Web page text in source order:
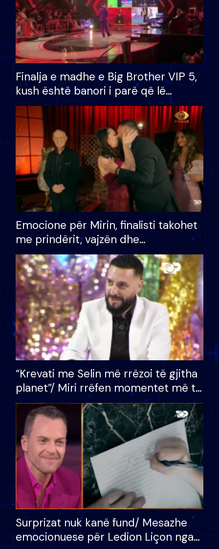
Finalja e madhe e Big Brother VIP 5,
kush është banori i parë që lë
shtëpinë dhe humb mundësinë për
të fituar çmimin e madh
Emocione për Mirin, finalisti takohet
me prindërit, vajzën dhe
bashkëshorten: S’kemi ndonjë letër
divorci apo jo?
“Krevati me Selin më rrëzoi të gjitha
planet”/ Miri rrëfen momentet më të
bukura në shtëpinë e BB VIP: Do më
mungojë zilja e mëngjesit kur…
Surprizat nuk kanë fund/ Mesazhe
emocionuese për Ledion Liçon nga